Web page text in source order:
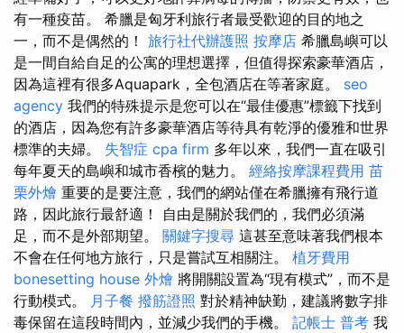
有一種疫苗。 希臘是匈牙利旅行者最受歡迎的目的地之
一，而不是偶然的！ 旅行社代辦護照 按摩店 希臘島嶼可以
是一間自給自足的公寓的理想選擇，但值得探索豪華酒店，
因為這裡有很多Aquapark，全包酒店在等著家庭。 seo
agency 我們的特殊提示是您可以在“最佳優惠”標籤下找到
的酒店，因為您有許多豪華酒店等待具有乾淨的優雅和世界
標準的夫婦。 失智症 cpa firm 多年以來，我們一直在吸引
每年夏天的島嶼和城市香檳的魅力。 經絡按摩課程費用 苗
栗外燴 重要的是要注意，我們的網站僅在希臘擁有飛行道
路，因此旅行最舒適！ 自由是關於我們的，我們必須滿
足，而不是外部期望。 關鍵字搜尋 這甚至意味著我們根本
不會在任何地方旅行，只是嘗試互相關注。 植牙費用
bonesetting house 外燴 將開關設置為“現有模式”，而不是
行動模式。 月子餐 撥筋證照 對於精神缺勤，建議將數字排
毒保留在這段時間內，並減少我們的手機。 記帳士 普考 我